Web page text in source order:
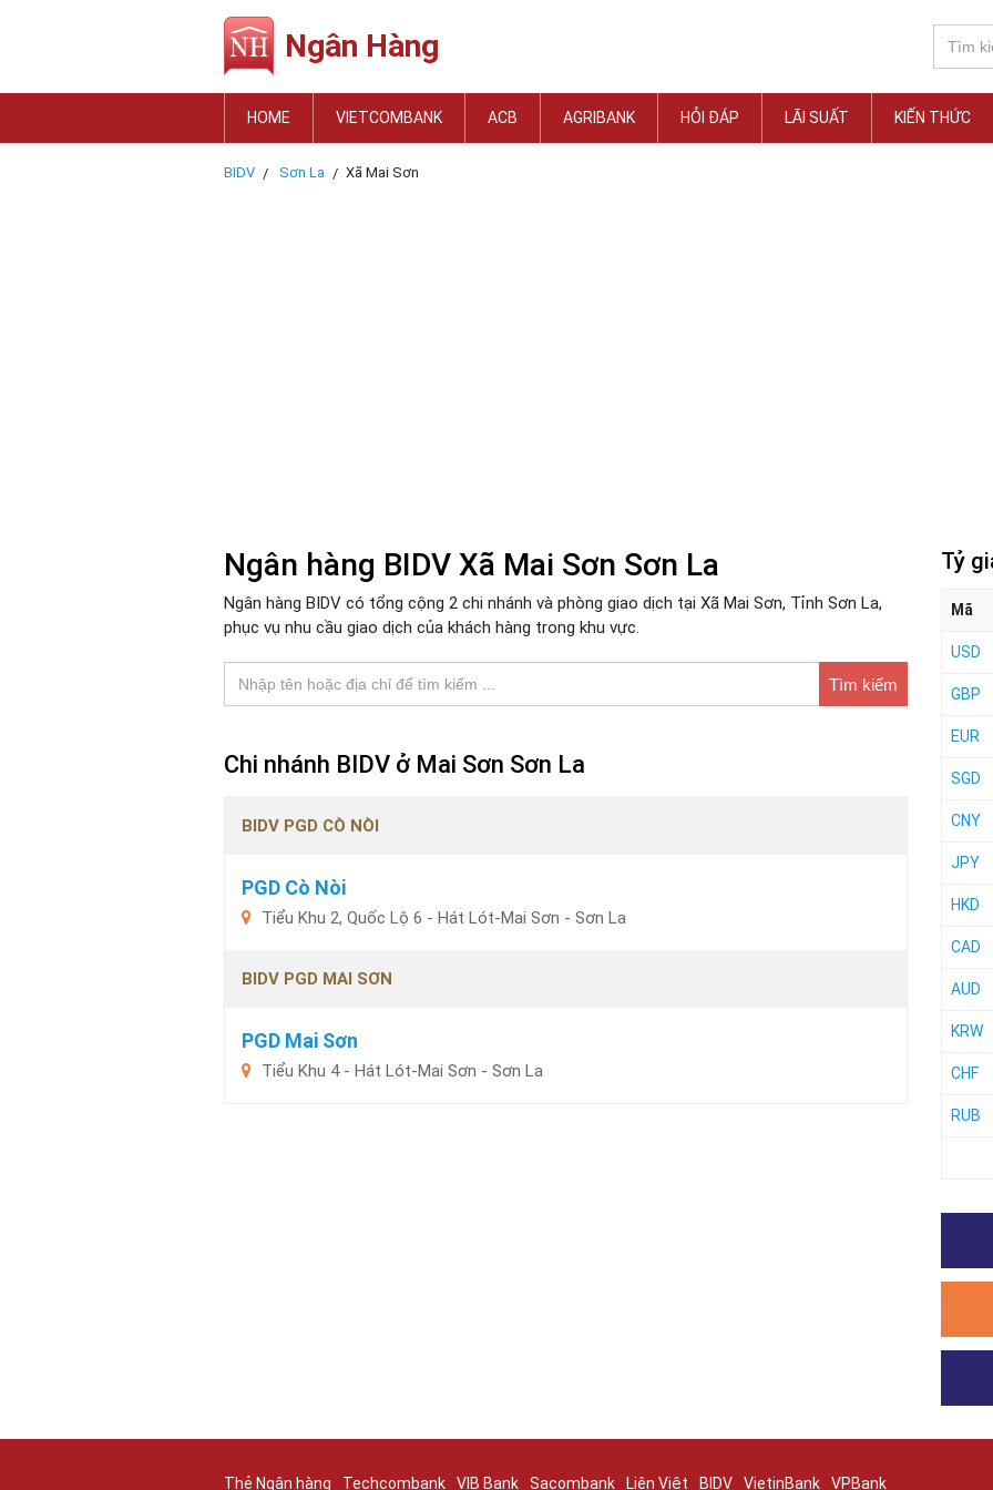
Ngân Hàng
HOME VIETCOMBANK ACB AGRIBANK HỎI ĐÁP LÃI SUẤT KIẾN THỨC
BIDV Sơn La Xã Mai Sơn
Ngân hàng BIDV Xã Mai Sơn Sơn La
Ngân hàng BIDV có tổng cộng 2 chi nhánh và phòng giao dịch tại Xã Mai Sơn, Tỉnh Sơn La,
phục vụ nhu cầu giao dịch của khách hàng trong khu vực.
Tìm kiếm
Chi nhánh BIDV ở Mai Sơn Sơn La
BIDV PGD CÒ NÒI
PGD Cò Nòi
Tiểu Khu 2, Quốc Lộ 6 - Hát Lót-Mai Sơn - Sơn La
BIDV PGD MAI SƠN
PGD Mai Sơn
Tiểu Khu 4 - Hát Lót-Mai Sơn - Sơn La
Tỷ
Mã
USD
GBP
EUR
SGD
CNY
JPY
HKD
CAD
AUD
KRW
CHF
RUB
Thẻ Ngân hàng Techcombank VIB Bank Sacombank Liên Việt BIDV VietinBank VPBank